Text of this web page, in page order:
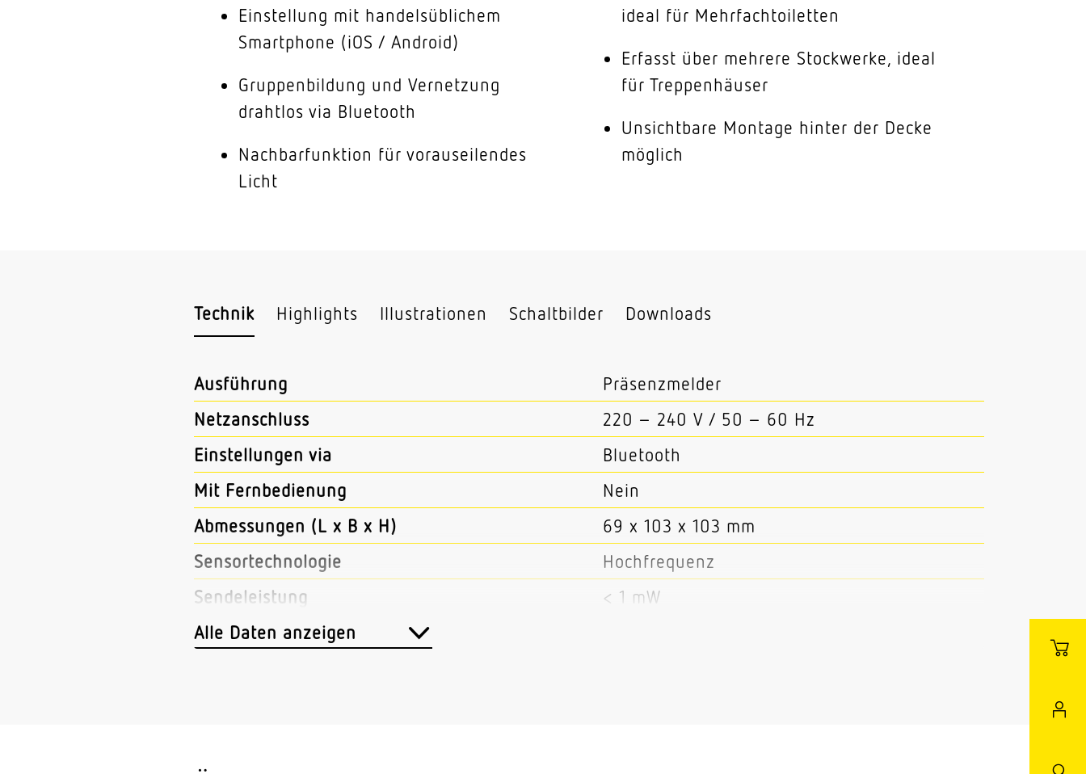
Einstellung mit handelsüblichem
Smartphone (iOS / Android)
Gruppenbildung und Vernetzung
drahtlos via Bluetooth
Nachbarfunktion für vorauseilendes
Licht
ideal für Mehrfachtoiletten
Erfasst über mehrere Stockwerke, ideal
für Treppenhäuser
Unsichtbare Montage hinter der Decke
möglich
Technik Highlights Illustrationen Schaltbilder Downloads
Ausführung
Präsenzmelder
Netzanschluss
220 – 240 V / 50 – 60 Hz
Einstellungen via
Bluetooth
Mit Fernbedienung
Nein
Abmessungen (L x B x H)
69 x 103 x 103 mm
Sensortechnologie
Hochfrequenz
Sendeleistung
< 1 mW
HF-Technik
Alle Daten anzeigen